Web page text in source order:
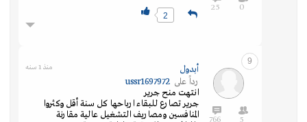
0
25
2
9
5
766
أبدول منذ 1 سنه
رداً على ussr1697972
انتهت منح جرير
جرير تصارع للبقاء ارباحها كل سنة أقل وكثروا
المنافسين ومصاريف التشغيل عالية مقارنة